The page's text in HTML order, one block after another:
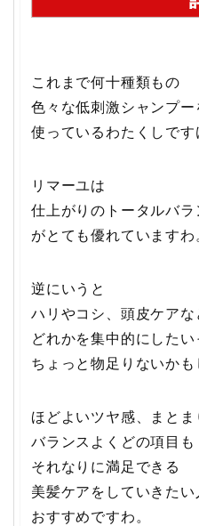
これまで何十種類もの
色々な低刺激シャンプー
使っているわたくしです
リマーユは
仕上がりのトータルバラ
がとても優れていますわ
逆にいうと
ハリやコシ、頭皮ケアな
どれかを集中的にした
ちょっと物足りないか
ほどよいツヤ感、まとま
バランスよくどの項目も
それなりに満足できる
美髪ケアをしていきたい
おすすめですわ。